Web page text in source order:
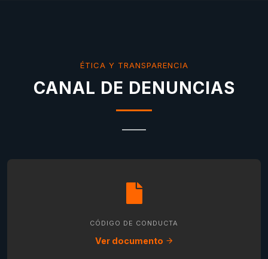
ÉTICA Y TRANSPARENCIA
CANAL DE DENUNCIAS
CÓDIGO DE CONDUCTA
Ver documento